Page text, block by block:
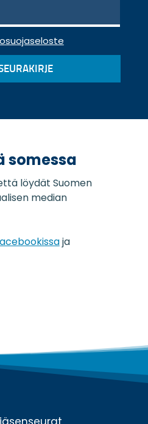
somessa
löydät Suomen
median
ja